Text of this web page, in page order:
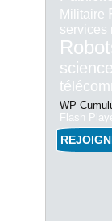
Militaire
services
WP
Flash